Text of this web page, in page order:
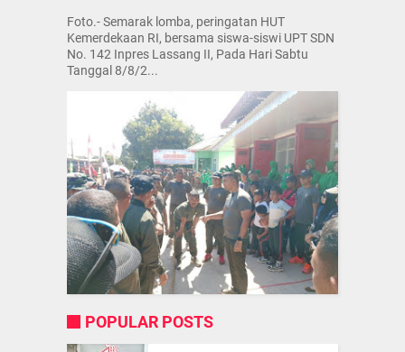
Foto.- Semarak lomba, peringatan HUT
Kemerdekaan RI, bersama siswa-siswi UPT SDN
No. 142 Inpres Lassang II, Pada Hari Sabtu
Tanggal 8/8/2...
POPULAR POSTS